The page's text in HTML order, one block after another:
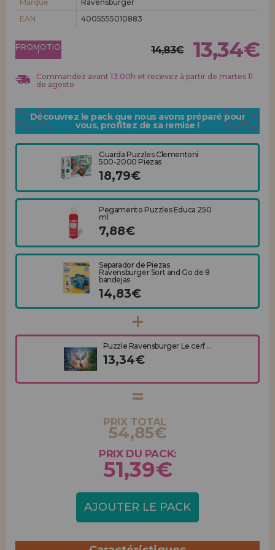
Allez-y! Nous vous attendions.
Marque
Ravensburger
EAN
4005555010883
PROMOTION
! 14,83€ 13,34€
Commandez avant 13:00h et recevez à partir de martes 11
de agosto
Découvrez le pack que nous avons préparé pour
vous, profitez de sa remise !
Guarda Puzzles Clementoni
500-2000 Piezas
18,79€
Pegamento Puzzles Educa 250
ml
7,88€
Separador de Piezas
Ravensburger Sort and Go de 8
bandejas
14,83€
Puzzle Ravensburger Le cerf ...
13,34€
PRIX TOTAL
54,85€
PRIX DU PACK:
51,39€
AJOUTER LE PACK